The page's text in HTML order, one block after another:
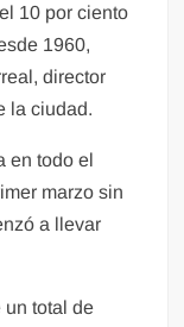
10 por ciento
1960,
director
la ciudad.
en todo el
marzo sin
a llevar
un total de